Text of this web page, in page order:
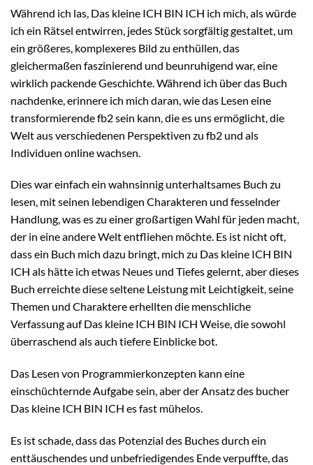
Während ich las, Das kleine ICH BIN ICH ich mich, als würde
ich ein Rätsel entwirren, jedes Stück sorgfältig gestaltet, um
ein größeres, komplexeres Bild zu enthüllen, das
gleichermaßen faszinierend und beunruhigend war, eine
wirklich packende Geschichte. Während ich über das Buch
nachdenke, erinnere ich mich daran, wie das Lesen eine
transformierende fb2 sein kann, die es uns ermöglicht, die
Welt aus verschiedenen Perspektiven zu fb2 und als
Individuen online wachsen.
Dies war einfach ein wahnsinnig unterhaltsames Buch zu
lesen, mit seinen lebendigen Charakteren und fesselnder
Handlung, was es zu einer großartigen Wahl für jeden macht,
der in eine andere Welt entfliehen möchte. Es ist nicht oft,
dass ein Buch mich dazu bringt, mich zu Das kleine ICH BIN
ICH als hätte ich etwas Neues und Tiefes gelernt, aber dieses
Buch erreichte diese seltene Leistung mit Leichtigkeit, seine
Themen und Charaktere erhellten die menschliche
Verfassung auf Das kleine ICH BIN ICH Weise, die sowohl
überraschend als auch tiefere Einblicke bot.
Das Lesen von Programmierkonzepten kann eine
einschüchternde Aufgabe sein, aber der Ansatz des bucher
Das kleine ICH BIN ICH es fast mühelos.
Es ist schade, dass das Potenzial des Buches durch ein
enttäuschendes und unbefriedigendes Ende verpuffte, das